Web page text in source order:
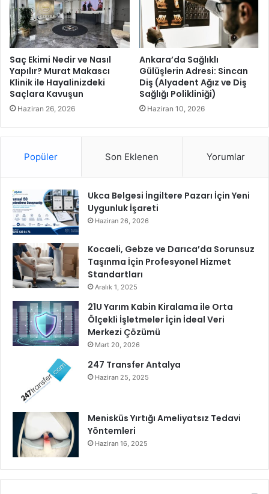
Saç Ekimi Nedir ve Nasıl
Yapılır? Murat Makascı
Klinik ile Hayalinizdeki
Saçlara Kavuşun
Haziran 26, 2026
Ankara’da Sağlıklı
Gülüşlerin Adresi: Sincan
Diş (Alyadent Ağız ve Diş
Sağlığı Polikliniği)
Haziran 10, 2026
Popüler Son Eklenen Yorumlar
Ukca Belgesi İngiltere Pazarı İçin Yeni
Uygunluk İşareti
Haziran 26, 2026
Kocaeli, Gebze ve Darıca’da Sorunsuz
Taşınma İçin Profesyonel Hizmet
Standartları
Aralık 1, 2025
21U Yarım Kabin Kiralama ile Orta
Ölçekli İşletmeler İçin İdeal Veri
Merkezi Çözümü
Mart 20, 2026
247 Transfer Antalya
Haziran 25, 2025
Menisküs Yırtığı Ameliyatsız Tedavi
Yöntemleri
Haziran 16, 2025